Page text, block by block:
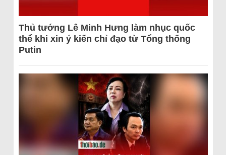
Thủ tướng Lê Minh Hưng làm nhục quốc
thể khi xin ý kiến chỉ đạo từ Tổng thống
Putin